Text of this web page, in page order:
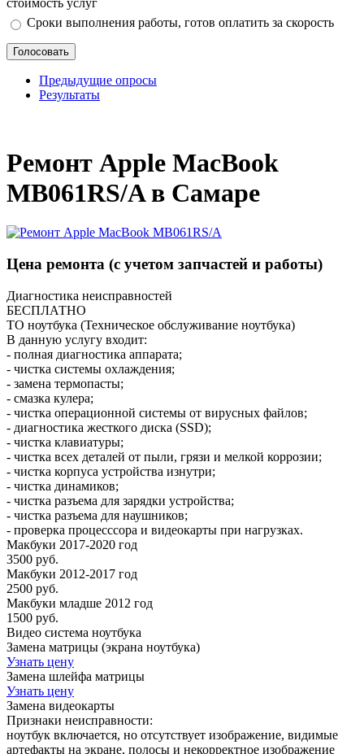
Сроки выполнения работы, готов оплатить за скорость
Предыдущие опросы
Результаты
Ремонт Apple MacBook
MB061RS/A в Самаре
Цена ремонта (с учетом запчастей и работы)
Диагностика неисправностей
БЕСПЛАТНО
ТО ноутбука (Техническое обслуживание ноутбука)
В данную услугу входит:
- полная диагностика аппарата;
- чистка системы охлаждения;
- замена термопасты;
- смазка кулера;
- чистка операционной системы от вирусных файлов;
- диагностика жесткого диска (SSD);
- чистка клавиатуры;
- чистка всех деталей от пыли, грязи и мелкой коррозии;
- чистка корпуса устройства изнутри;
- чистка динамиков;
- чистка разъема для зарядки устройства;
- чистка разъема для наушников;
- проверка процесссора и видеокарты при нагрузках.
Макбуки 2017-2020 год
3500 руб.
Макбуки 2012-2017 год
2500 руб.
Макбуки младше 2012 год
1500 руб.
Видео система ноутбука
Замена матрицы (экрана ноутбука)
Узнать цену
Замена шлейфа матрицы
Узнать цену
Замена видеокарты
Признаки неисправности:
ноутбук включается, но отсутствует изображение, видимые
артефакты на экране, полосы и некорректное изображение